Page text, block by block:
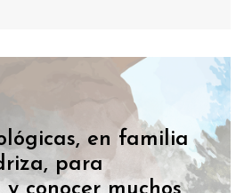
en familia
para